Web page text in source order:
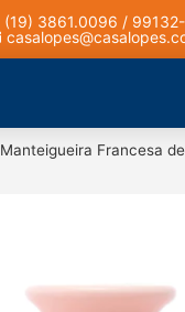
(19) 3861.0096 /
Manteigueira Francesa